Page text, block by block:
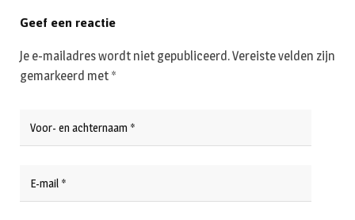
Geef een reactie
Je e-mailadres wordt niet gepubliceerd.Vereiste velden zijn
gemarkeerd met *